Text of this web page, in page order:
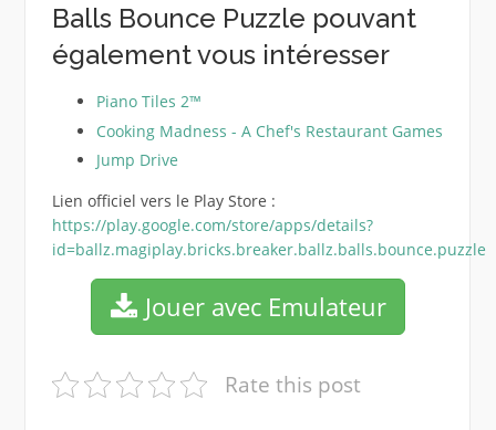
Balls Bounce Puzzle pouvant
également vous intéresser
Piano Tiles 2™
Cooking Madness - A Chef's Restaurant Games
Jump Drive
Lien officiel vers le Play Store :
https://play.google.com/store/apps/details?
id=ballz.magiplay.bricks.breaker.ballz.balls.bounce.puzzle
Jouer avec Emulateur
Rate this post